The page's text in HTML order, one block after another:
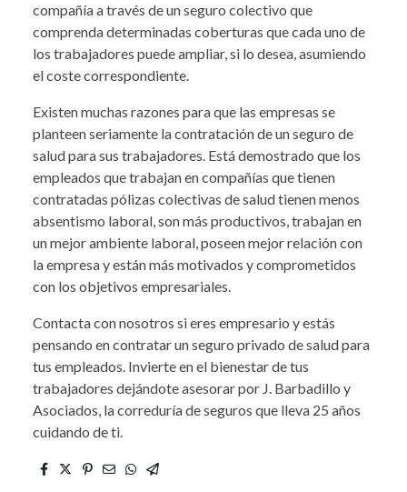
compañía a través de un seguro colectivo que
comprenda determinadas coberturas que cada uno de
los trabajadores puede ampliar, si lo desea, asumiendo
el coste correspondiente.
Existen muchas razones para que las empresas se
planteen seriamente la contratación de un seguro de
salud para sus trabajadores. Está demostrado que los
empleados que trabajan en compañías que tienen
contratadas pólizas colectivas de salud tienen menos
absentismo laboral, son más productivos, trabajan en
un mejor ambiente laboral, poseen mejor relación con
la empresa y están más motivados y comprometidos
con los objetivos empresariales.
Contacta con nosotros si eres empresario y estás
pensando en contratar un seguro privado de salud para
tus empleados. Invierte en el bienestar de tus
trabajadores dejándote asesorar por J. Barbadillo y
Asociados, la correduría de seguros que lleva 25 años
cuidando de ti.